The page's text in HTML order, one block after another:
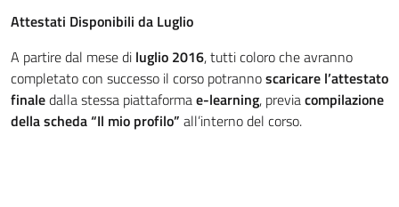
Attestati Disponibili da Luglio
A partire dal mese di luglio 2016, tutti coloro che avranno
completato con successo il corso potrannoscaricare l’attestato
finaledalla stessa piattaformae-learning, previacompilazione
della scheda “Il mio profilo” all’interno del corso.